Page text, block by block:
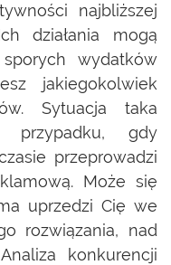
najbliższej
działania mogą
wydatków
jakiegokolwiek
Sytuacja taka
gdy
przeprowadzi
Może się
uprzedzi Cię we
rozwiązania, nad
konkurencji